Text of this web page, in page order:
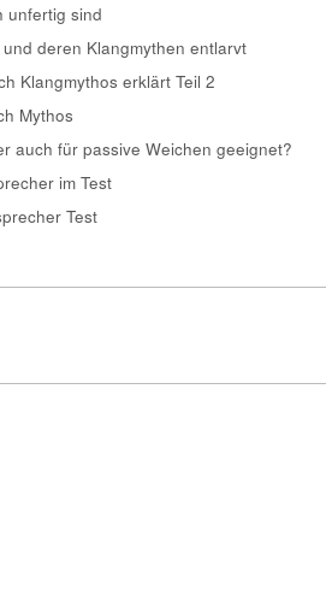
unfertig sind
deren Klangmythen entlarvt
Klangmythos erklärt Teil 2
Mythos
auch für passive Weichen geeignet?
im Test
Test